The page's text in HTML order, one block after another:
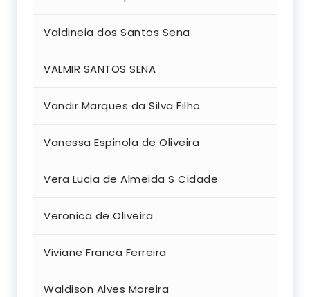
Valdineia dos Santos Sena
VALMIR SANTOS SENA
Vandir Marques da Silva Filho
Vanessa Espinola de Oliveira
Vera Lucia de Almeida S Cidade
Veronica de Oliveira
Viviane Franca Ferreira
Waldison Alves Moreira